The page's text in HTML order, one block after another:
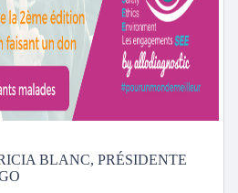
BLANC, PRÉSIDENTE